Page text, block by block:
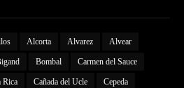
Alcorta Alvarez Alvear
Bombal Carmen del Sauce
Rica Cañada del Ucle Cepeda